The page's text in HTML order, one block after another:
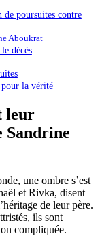
poursuites contre
Aboukrat
décès
la vérité
leur
Sandrine
une ombre s’est
et Rivka, disent
de leur père.
ils sont
compliquée.